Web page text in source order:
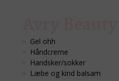
Gel ohh
Håndcreme
Handsker/sokker
Læbe og kind balsam